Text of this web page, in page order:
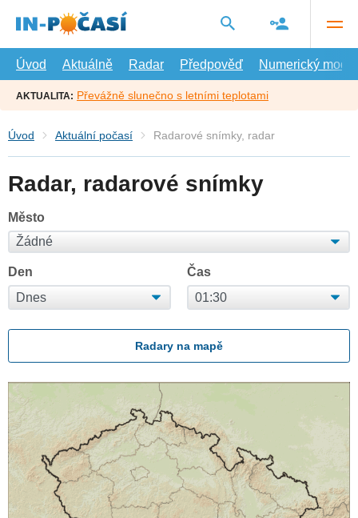
hlavní
Úvod
Aktuálně Radar Předpověď Numerický model
AKTUALITA: Převážně slunečno s letními teplotami
Úvod Aktuální počasí Radarové snímky, radar
Radar, radarové snímky
Město
Den Čas
Radary na mapě